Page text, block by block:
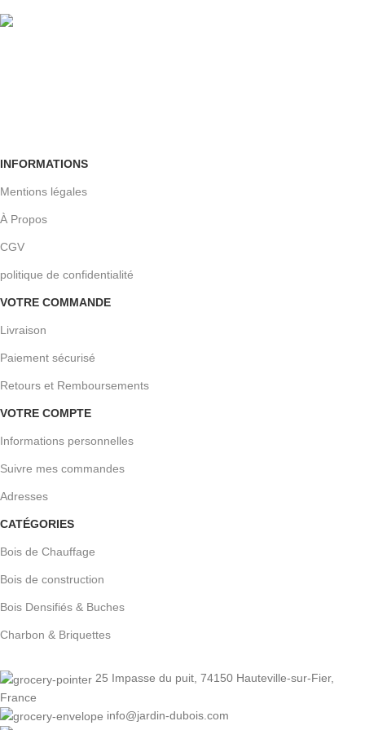
INFORMATIONS
Mentions légales
À Propos
CGV
politique de confidentialité
VOTRE COMMANDE
Livraison
Paiement sécurisé
Retours et Remboursements
VOTRE COMPTE
Informations personnelles
Suivre mes commandes
Adresses
CATÉGORIES
Bois de Chauffage
Bois de construction
Bois Densifiés & Buches
Charbon & Briquettes
25 Impasse du puit, 74150 Hauteville-sur-Fier,
France
info@jardin-dubois.com